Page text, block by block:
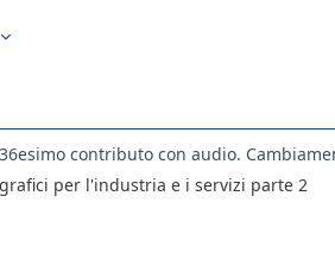
per l'industria e i servizi parte 2